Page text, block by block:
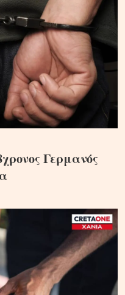
Γερμανός